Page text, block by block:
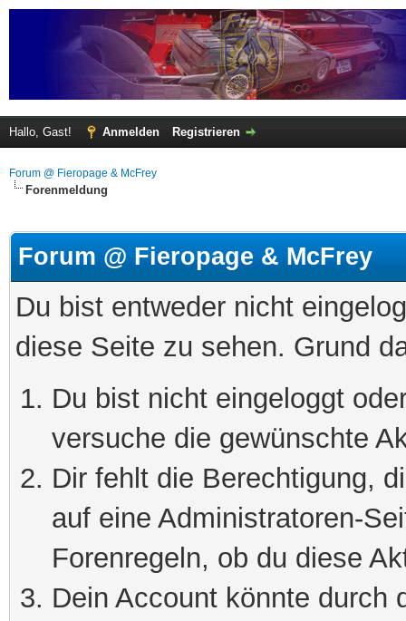
Hallo, Gast! Anmelden Registrieren
Forum @ Fieropage & McFrey
Forenmeldung
Forum @ Fieropage & McFrey
Du bist entweder nicht
diese Seite zu sehen. Grund
Du bist nicht eingeloggt
versuche die gewünschte
Dir fehlt die Berechtigung,
auf eine Administratoren-
Forenregeln, ob du diese
Dein Account könnte durch